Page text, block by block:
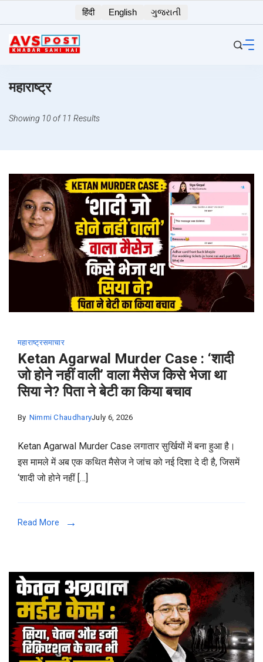
to
content
हिंदी English ગુજરાતી
महाराष्ट्र
Showing 10 of 11 Results
महाराष्ट्रसमाचार
Ketan Agarwal Murder Case : ‘शादी
जो होने नहीं वाली’ वाला मैसेज किसे भेजा था
सिया ने? पिता ने बेटी का किया बचाव
By Nimmi ChaudharyJuly 6, 2026
Ketan Agarwal Murder Case लगातार सुर्खियों में बना हुआ है।
इस मामले में अब एक कथित मैसेज ने जांच को नई दिशा दे दी है, जिसमें
‘शादी जो होने नहीं […]
Read More